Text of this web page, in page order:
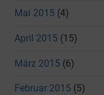
Mai 2015 (4)
April 2015 (15)
März 2015 (6)
Februar 2015 (5)